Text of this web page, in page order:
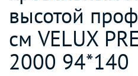
высотой
см VELUX
2000 94*140